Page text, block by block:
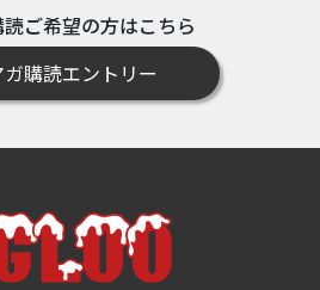
ご希望の方はこちら
購読エントリー